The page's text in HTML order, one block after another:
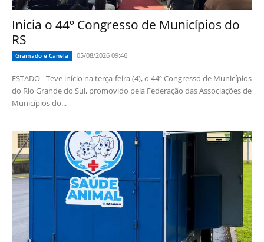
Inicia o 44º Congresso de Municípios do
RS
Gramado e Canela 05/08/2026 09:46
ESTADO - Teve início na terça-feira (4), o 44º Congresso de Municípios
do Rio Grande do Sul, promovido pela Federação das Associações de
Municípios do...